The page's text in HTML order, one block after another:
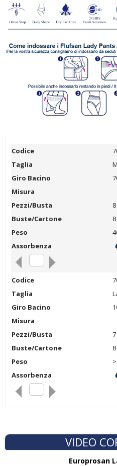
Codice
Taglia
Giro Bacino
Misura
Pezzi/Busta
8
Buste/Cartone
8
Peso
Assorbenza
Codice
Taglia
Giro Bacino
Misura
Pezzi/Busta
7
Buste/Cartone
8
Peso
Assorbenza
VIDEO
Europrosan